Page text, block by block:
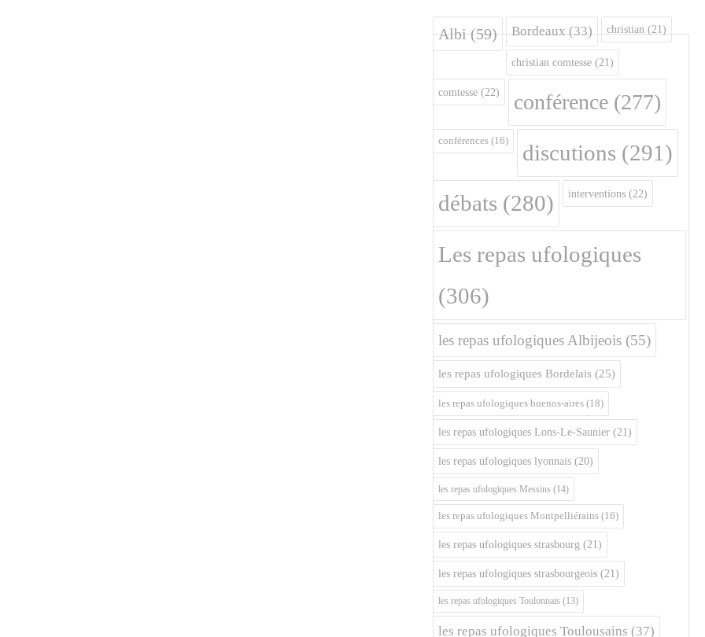
Albi(59) Bordeaux(33) christian (21)
christian comtesse (21)
comtesse (22) conférence (277)
conférences (16) discutions (291)
débats (280) interventions (22)
Les repas ufologiques
(306)
les repas ufologiques Albijeois (55)
les repas ufologiques Bordelais (25)
les repas ufologiques buenos-aires (18)
les repas ufologiques Lons-Le-Saunier (21)
les repas ufologiques lyonnais (20)
les repas ufologiques Messins (14)
les repas ufologiques Montpelliérains (16)
les repas ufologiques strasbourg (21)
les repas ufologiques strasbourgeois (21)
les repas ufologiques Toulonnais (13)
les repas ufologiques Toulousains (37)